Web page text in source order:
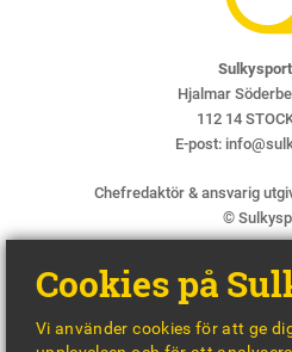
Hjalmar
112 14
E-post:
Chefredaktör & ansvarig
©
Cookies på
Vi använder cookies för att ge